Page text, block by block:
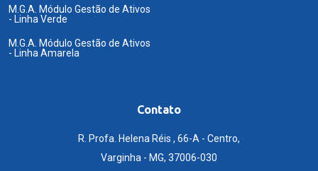
M.G.A. Módulo Gestão de Ativos
- Linha Verde
M.G.A. Módulo Gestão de Ativos
- Linha Amarela
Contato
R. Profa. Helena Réis , 66-A - Centro,
Varginha - MG, 37006-030